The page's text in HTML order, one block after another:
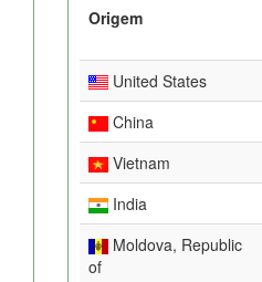
Origem
United States
China
Vietnam
India
Moldova, Republic
of